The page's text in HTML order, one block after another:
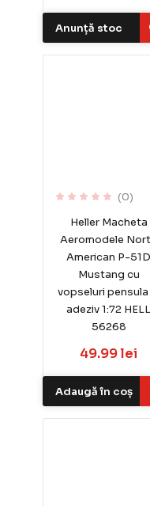
Anunță stoc
(0)
Heller Macheta
Aeromodele
American P-51D
Mustang cu
vopseluri pensula
adeziv 1:72 HELL
56268
49.99 lei
Adaugă în coș